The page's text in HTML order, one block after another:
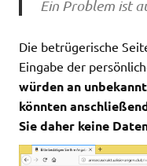
Ein Problem ist
Die betrügerische
Eingabe der
würden an
könnten
Sie daher keine